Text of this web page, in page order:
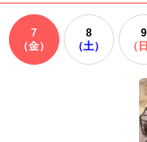
7
（金）
8
（土）
9
（